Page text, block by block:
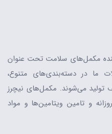
مکمل‌های سلامت تحت عنوان
ما در دسته‌بندی‌های متنوع،
تولید می‌شوند. مکمل‌های نیچرز
و تامین ویتامین‌ها و مواد